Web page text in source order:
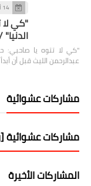
14 أكتوبر 2022
"كي لا
"كي لا تتوه يا صاحبي:
عبدالرحمن الليث قبل أن
مشاركات عشوائية
مشاركات
المشاركات الأخيرة